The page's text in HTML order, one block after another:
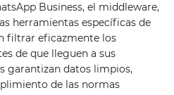
Business, el middleware,
herramientas específicas de
filtrar eficazmente los
de que lleguen a sus
garantizan datos limpios,
de las normas